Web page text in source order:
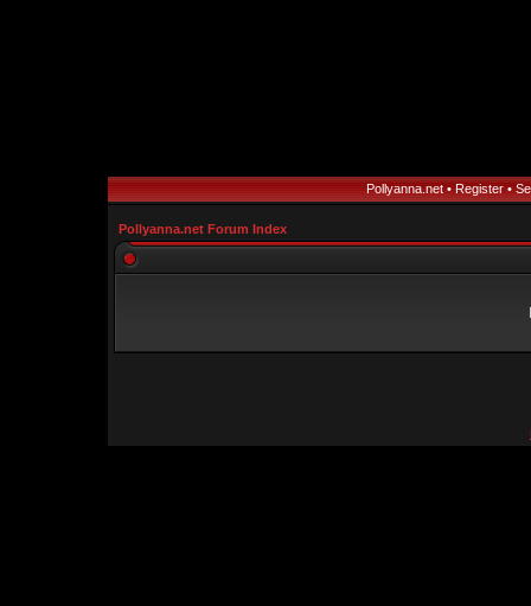
Pollyanna.net• Register•
Pollyanna.net Forum Index